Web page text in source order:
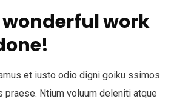
wonderful work
et iusto odio digni goiku ssimos
praese. Ntium voluum deleniti atque